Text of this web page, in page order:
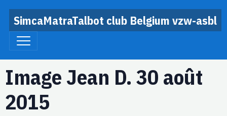
SimcaMatraTalbot club Belgium vzw-asbl
Image Jean D. 30 août
2015